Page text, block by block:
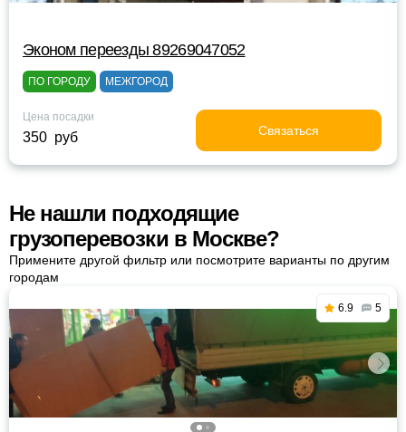
Эконом переезды 89269047052
ПО ГОРОДУ МЕЖГОРОД
Цена посадки
350 руб Связаться
Не нашли подходящие
грузоперевозки в Москве?
Примените другой фильтр или посмотрите варианты по другим
городам
6.9 5